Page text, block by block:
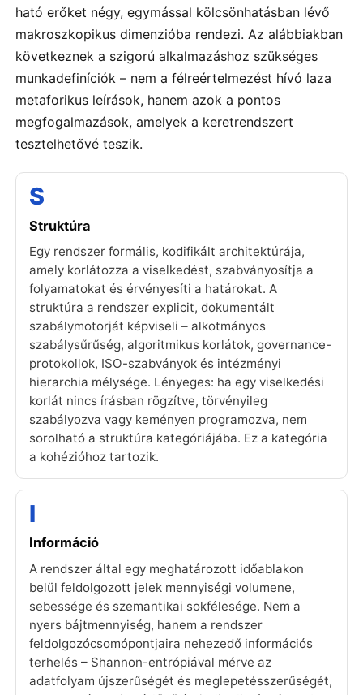
ható erőket négy, egymással kölcsönhatásban lévő
makroszkopikus dimenzióba rendezi. Az alábbiakban
következnek a szigorú alkalmazáshoz szükséges
munkadefiníciók – nem a félreértelmezést hívó laza
metaforikus leírások, hanem azok a pontos
megfogalmazások, amelyek a keretrendszert
tesztelhetővé teszik.
S
Struktúra
Egy rendszer formális, kodifikált architektúrája,
amely korlátozza a viselkedést, szabványosítja a
folyamatokat és érvényesíti a határokat. A
struktúra a rendszer explicit, dokumentált
szabálymotorját képviseli – alkotmányos
szabálysűrűség, algoritmikus korlátok, governance-
protokollok, ISO-szabványok és intézményi
hierarchia mélysége. Lényeges: ha egy viselkedési
korlát nincs írásban rögzítve, törvényileg
szabályozva vagy keményen programozva, nem
sorolható a struktúra kategóriájába. Ez a kategória
a kohézióhoz tartozik.
I
Információ
A rendszer által egy meghatározott időablakon
belül feldolgozott jelek mennyiségi volumene,
sebessége és szemantikai sokfélesége. Nem a
nyers bájtmennyiség, hanem a rendszer
feldolgozócsomópontjaira nehezedő információs
terhelés – Shannon-entrópiával mérve az
adatfolyam újszerűségét és meglepetésszerűségét,